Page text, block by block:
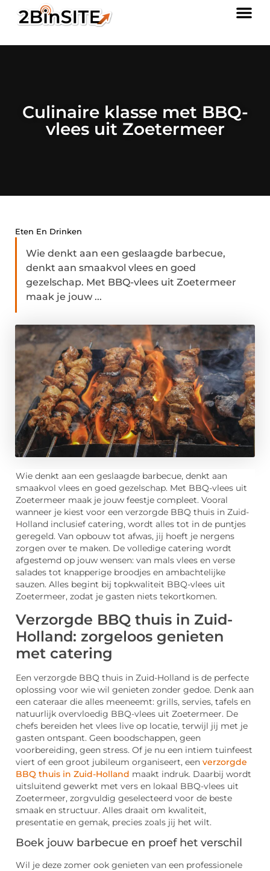
Culinaire klasse met BBQ-
vlees uit Zoetermeer
Eten En Drinken
Wie denkt aan een geslaagde barbecue,
denkt aan smaakvol vlees en goed
gezelschap. Met BBQ-vlees uit Zoetermeer
maak je jouw ...
Wie denkt aan een geslaagde barbecue, denkt aan
smaakvol vlees en goed gezelschap. Met BBQ-vlees uit
Zoetermeer maak je jouw feestje compleet. Vooral
wanneer je kiest voor een verzorgde BBQ thuis in Zuid-
Holland inclusief catering, wordt alles tot in de puntjes
geregeld. Van opbouw tot afwas, jij hoeft je nergens
zorgen over te maken. De volledige catering wordt
afgestemd op jouw wensen: van mals vlees en verse
salades tot knapperige broodjes en ambachtelijke
sauzen. Alles begint bij topkwaliteit BBQ-vlees uit
Zoetermeer, zodat je gasten niets tekortkomen.
Verzorgde BBQ thuis in Zuid-
Holland: zorgeloos genieten
met catering
Een verzorgde BBQ thuis in Zuid-Holland is de perfecte
oplossing voor wie wil genieten zonder gedoe. Denk aan
een cateraar die alles meeneemt: grills, servies, tafels en
natuurlijk overvloedig BBQ-vlees uit Zoetermeer. De
chefs bereiden het vlees live op locatie, terwijl jij met je
gasten ontspant. Geen boodschappen, geen
voorbereiding, geen stress. Of je nu een intiem tuinfeest
viert of een groot jubileum organiseert, een verzorgde
BBQ thuis in Zuid-Holland maakt indruk. Daarbij wordt
uitsluitend gewerkt met vers en lokaal BBQ-vlees uit
Zoetermeer, zorgvuldig geselecteerd voor de beste
smaak en structuur. Alles draait om kwaliteit,
presentatie en gemak, precies zoals jij het wilt.
Boek jouw barbecue en proef het verschil
Wil je deze zomer ook genieten van een professionele